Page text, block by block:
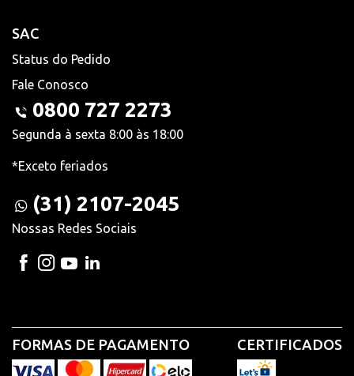
SAC
Status do Pedido
Fale Conosco
0800 727 2273
Segunda à sexta 8:00 às 18:00
*Exceto feriados
(31) 2107-2045
Nossas Redes Sociais
FORMAS DE PAGAMENTO CERTIFICADOS